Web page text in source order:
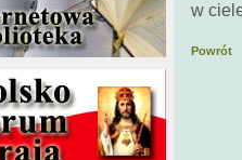
w
Powrót